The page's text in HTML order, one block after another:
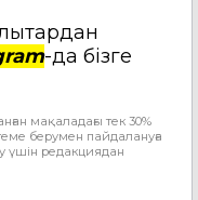
-да бізге
мақаладағы тек 30%
берумен пайдалануға
үшін редакциядан